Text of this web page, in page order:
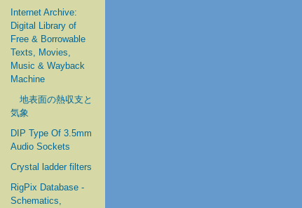
Internet Archive:
Digital Library of
Free & Borrowable
Texts, Movies,
Music & Wayback
Machine
地表面の熱収支と
気象
DIP Type Of 3.5mm
Audio Sockets
Crystal ladder filters
RigPix Database -
Schematics,